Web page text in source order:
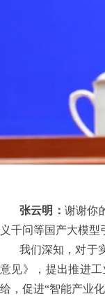
张云明： 谢谢你
义千问等国产大模
我们深知，对于
意见》，提出推进
给，促进“智能产业